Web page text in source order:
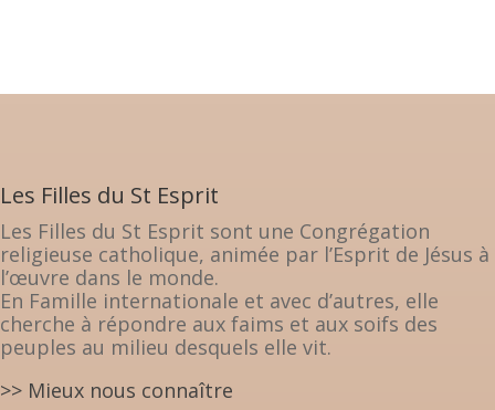
Les Filles du St Esprit
Les Filles du St Esprit sont une Congrégation
religieuse catholique, animée par l’Esprit de Jésus à
l’œuvre dans le monde.
En Famille internationale et avec d’autres, elle
cherche à répondre aux faims et aux soifs des
peuples au milieu desquels elle vit.
>> Mieux nous connaître